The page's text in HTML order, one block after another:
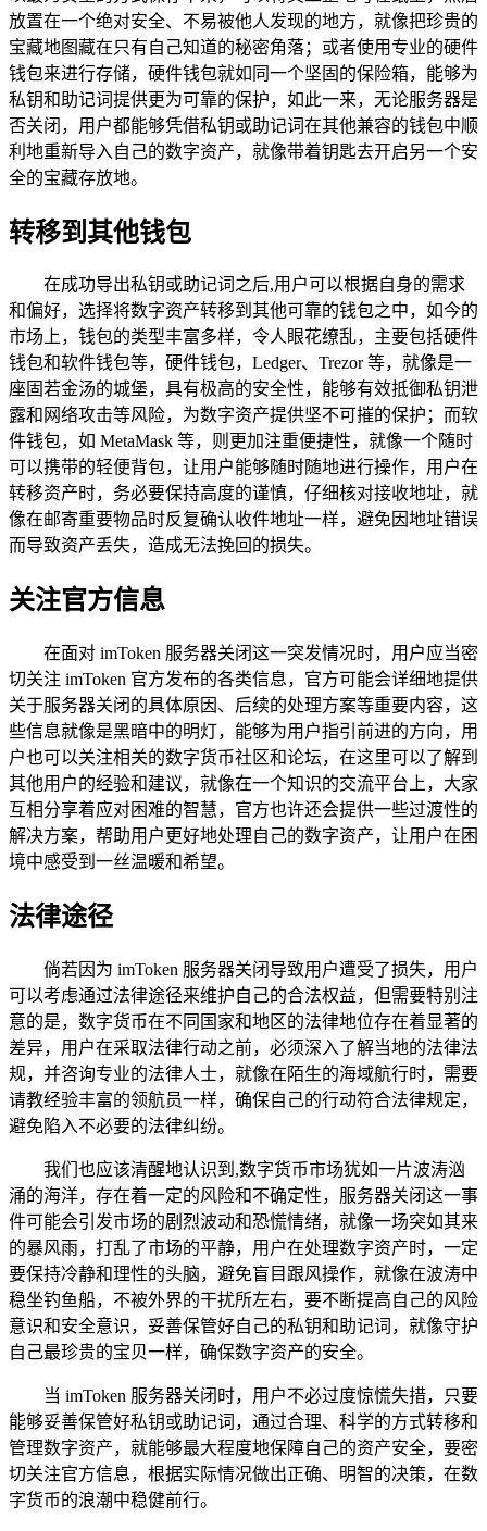
放置在一个绝对安全、不易被他人发现的地方，就像把珍贵的
宝藏地图藏在只有自己知道的秘密角落；或者使用专业的硬件
钱包来进行存储，硬件钱包就如同一个坚固的保险箱，能够为
私钥和助记词提供更为可靠的保护，如此一来，无论服务器是
否关闭，用户都能够凭借私钥或助记词在其他兼容的钱包中顺
利地重新导入自己的数字资产，就像带着钥匙去开启另一个安
全的宝藏存放地。
转移到其他钱包
在成功导出私钥或助记词之后,用户可以根据自身的需求
和偏好，选择将数字资产转移到其他可靠的钱包之中，如今的
市场上，钱包的类型丰富多样，令人眼花缭乱，主要包括硬件
钱包和软件钱包等，硬件钱包，Ledger、Trezor 等，就像是一
座固若金汤的城堡，具有极高的安全性，能够有效抵御私钥泄
露和网络攻击等风险，为数字资产提供坚不可摧的保护；而软
件钱包，如 MetaMask 等，则更加注重便捷性，就像一个随时
可以携带的轻便背包，让用户能够随时随地进行操作，用户在
转移资产时，务必要保持高度的谨慎，仔细核对接收地址，就
像在邮寄重要物品时反复确认收件地址一样，避免因地址错误
而导致资产丢失，造成无法挽回的损失。
关注官方信息
在面对 imToken 服务器关闭这一突发情况时，用户应当密
切关注 imToken 官方发布的各类信息，官方可能会详细地提供
关于服务器关闭的具体原因、后续的处理方案等重要内容，这
些信息就像是黑暗中的明灯，能够为用户指引前进的方向，用
户也可以关注相关的数字货币社区和论坛，在这里可以了解到
其他用户的经验和建议，就像在一个知识的交流平台上，大家
互相分享着应对困难的智慧，官方也许还会提供一些过渡性的
解决方案，帮助用户更好地处理自己的数字资产，让用户在困
境中感受到一丝温暖和希望。
法律途径
倘若因为 imToken 服务器关闭导致用户遭受了损失，用户
可以考虑通过法律途径来维护自己的合法权益，但需要特别注
意的是，数字货币在不同国家和地区的法律地位存在着显著的
差异，用户在采取法律行动之前，必须深入了解当地的法律法
规，并咨询专业的法律人士，就像在陌生的海域航行时，需要
请教经验丰富的领航员一样，确保自己的行动符合法律规定，
避免陷入不必要的法律纠纷。
我们也应该清醒地认识到,数字货币市场犹如一片波涛汹
涌的海洋，存在着一定的风险和不确定性，服务器关闭这一事
件可能会引发市场的剧烈波动和恐慌情绪，就像一场突如其来
的暴风雨，打乱了市场的平静，用户在处理数字资产时，一定
要保持冷静和理性的头脑，避免盲目跟风操作，就像在波涛中
稳坐钓鱼船，不被外界的干扰所左右，要不断提高自己的风险
意识和安全意识，妥善保管好自己的私钥和助记词，就像守护
自己最珍贵的宝贝一样，确保数字资产的安全。
当 imToken 服务器关闭时，用户不必过度惊慌失措，只要
能够妥善保管好私钥或助记词，通过合理、科学的方式转移和
管理数字资产，就能够最大程度地保障自己的资产安全，要密
切关注官方信息，根据实际情况做出正确、明智的决策，在数
字货币的浪潮中稳健前行。